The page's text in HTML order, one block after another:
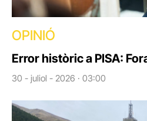
OPINIÓ
Error històric a PISA:
30 - juliol - 2026 · 03:00